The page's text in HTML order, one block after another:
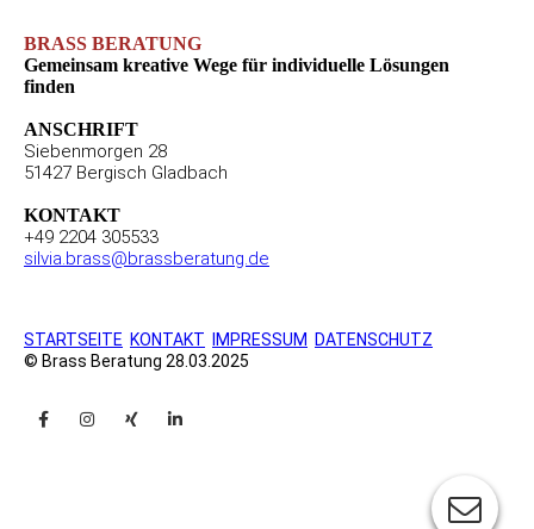
BRASS BERATUNG
Gemeinsam kreative Wege für individuelle Lösungen
finden
ANSCHRIFT
Siebenmorgen 28
51427 Bergisch Gladbach
KONTAKT
+49 2204 305533
silvia.brass@brassberatung.de
STARTSEITE KONTAKT IMPRESSUM
DATENSCHUTZ
© Brass Beratung 28.03.2025